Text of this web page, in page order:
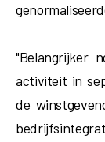
"Belangrijker
activiteit in
de